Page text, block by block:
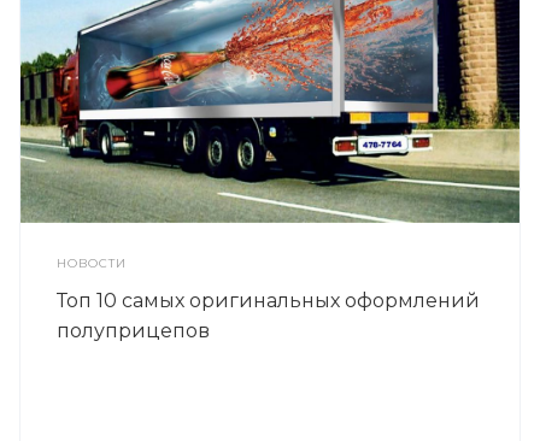
НОВОСТИ
Топ 10 самых оригинальных оформлений
полуприцепов